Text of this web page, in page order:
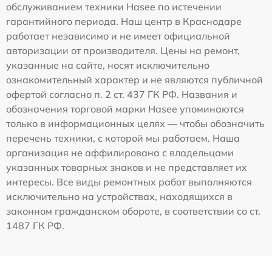
обслуживанием техники Hasee по истечении
гарантийного периода. Наш центр в Краснодаре
работает независимо и не имеет официальной
авторизации от производителя. Цены на ремонт,
указанные на сайте, носят исключительно
ознакомительный характер и не являются публичной
офертой согласно п. 2 ст. 437 ГК РФ. Названия и
обозначения торговой марки Hasee упоминаются
только в информационных целях — чтобы обозначить
перечень техники, с которой мы работаем. Наша
организация не аффилирована с владельцами
указанных товарных знаков и не представляет их
интересы. Все виды ремонтных работ выполняются
исключительно на устройствах, находящихся в
законном гражданском обороте, в соответствии со ст.
1487 ГК РФ.